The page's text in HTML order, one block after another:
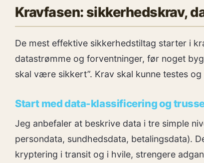
Kravfasen: sikkerhedskrav,
De mest effektive sikkerhedstiltag starter i
datastrømme og forventninger, før noget
skal være sikkert”. Krav skal kunne testes og
Start med data-klassificering og
Jeg anbefaler at beskrive data i tre simple
persondata, sundhedsdata, betalingsdata).
kryptering i transit og i hvile, strengere